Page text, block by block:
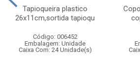
Tapioqueira plastico
26x11cm,sortida tapioqu
Código: 006452
Embalagem: Unidade
Caixa Com: 24 Unidade(s)